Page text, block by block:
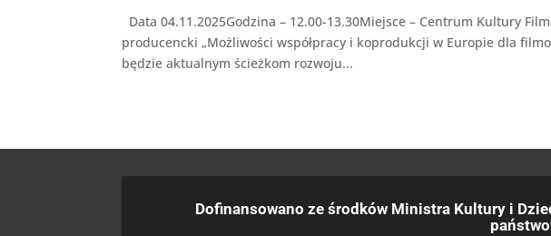
Data 04.11.2025Godzina – 12.00-13.30Miejsce – Centrum Kultury
producencki „Możliwości współpracy i koprodukcji w Europie dla
będzie aktualnym ścieżkom rozwoju...
Dofinansowano ze środków Ministra Kultury i